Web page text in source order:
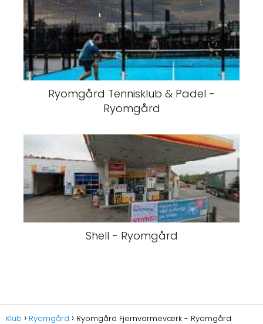
Ryomgård Tennisklub & Padel -
Ryomgård
Shell - Ryomgård
Klub Ryomgård Ryomgård Fjernvarmeværk - Ryomgård